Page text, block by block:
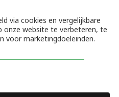
via cookies en vergelijkbare
onze website te verbeteren, te
voor marketingdoeleinden.